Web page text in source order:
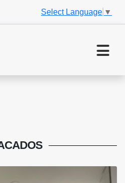
Select Language ▼